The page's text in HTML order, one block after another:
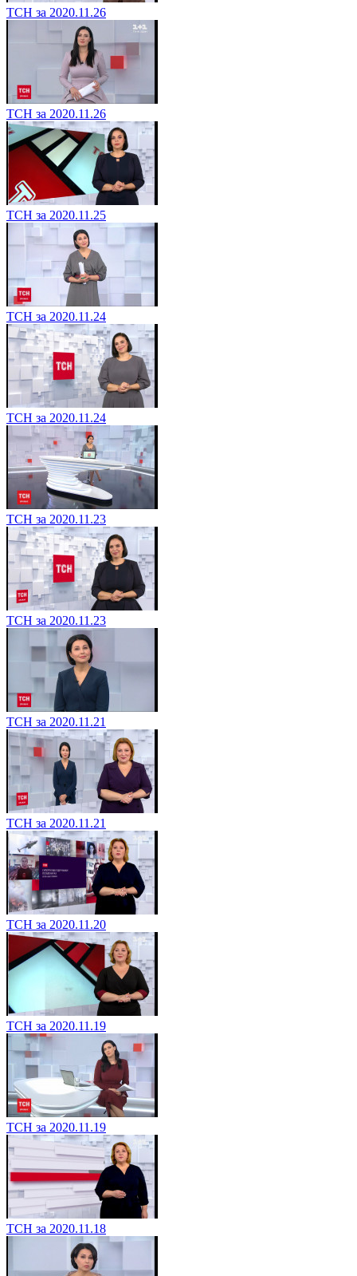
ТСН за 2020.11.26
ТСН за 2020.11.26
ТСН за 2020.11.25
ТСН за 2020.11.24
ТСН за 2020.11.24
ТСН за 2020.11.23
ТСН за 2020.11.23
ТСН за 2020.11.21
ТСН за 2020.11.21
ТСН за 2020.11.20
ТСН за 2020.11.19
ТСН за 2020.11.19
ТСН за 2020.11.18